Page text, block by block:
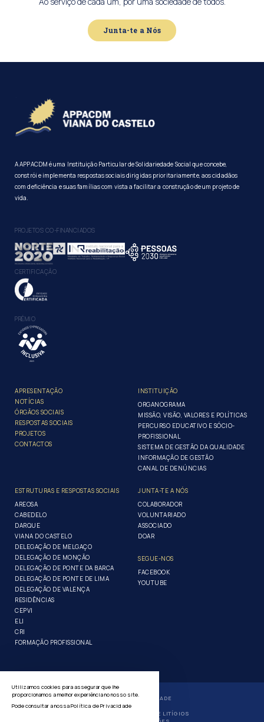
Junta-te a Nós
A APPACDM é uma Instituição Particular de Solidariedade Social que concebe,
constrói e implementa respostas sociais dirigidas prioritariamente, aos cidadãos
com deficiência e suas famílias com vista a facilitar a construção de um projeto de
vida.
PROJETOS CO-FINANCIADOS
CERTIFICAÇÃO
PRÉMIO
APRESENTAÇÃO
NOTÍCIAS
ÓRGÃOS SOCIAIS
RESPOSTAS SOCIAIS
PROJETOS
CONTACTOS
INSTITUIÇÃO
ORGANOGRAMA
MISSÃO, VISÃO, VALORES E POLÍTICAS
PERCURSO EDUCATIVO E SÓCIO-
PROFISSIONAL
SISTEMA DE GESTÃO DA QUALIDADE
INFORMAÇÃO DE GESTÃO
CANAL DE DENÚNCIAS
ESTRUTURAS E RESPOSTAS SOCIAIS
AREOSA
CABEDELO
DARQUE
VIANA DO CASTELO
DELEGAÇÃO DE MELGAÇO
DELEGAÇÃO DE MONÇÃO
DELEGAÇÃO DE PONTE DA BARCA
DELEGAÇÃO DE PONTE DE LIMA
DELEGAÇÃO DE VALENÇA
RESIDÊNCIAS
CEPVI
ELI
CRI
FORMAÇÃO PROFISSIONAL
JUNTA-TE A NÓS
COLABORADOR
VOLUNTARIADO
ASSOCIADO
DOAR
SEGUE-NOS
FACEBOOK
YOUTUBE
POLÍTICA DE PRIVACIDADE
GERIR COOKIES
RESOLUÇÃO ALTERNATIVA DE LITÍGIOS
Utilizamos cookies para assegurar que lhe
proporcionamos a melhor experiência no nosso site.
Pode consultar a nossaPolítica de Privacidade